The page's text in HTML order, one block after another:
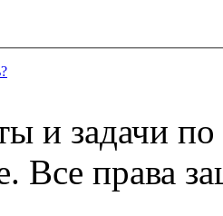
и задачи
Все права